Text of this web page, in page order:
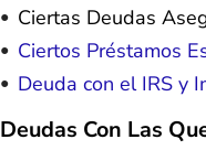
Ciertas Deudas
Ciertos Préstamos
Deuda con el IRS y
Deudas Con Las